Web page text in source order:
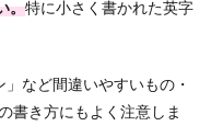
。特に小さく書かれた英字
など間違いやすいもの・
書き方にもよく注意しま